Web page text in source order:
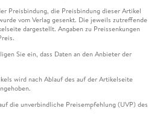
Preisbindung, die Preisbindung dieser Artikel
vom Verlag gesenkt. Die jeweils zutreffende
dargestellt. Angaben zu Preissenkungen
Sie ein, dass Daten an den Anbieter der
wird nach Ablauf des auf der Artikelseite
die unverbindliche Preisempfehlung (UVP) des